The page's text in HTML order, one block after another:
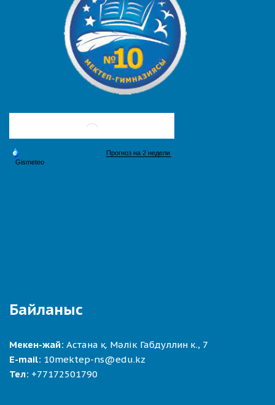
Байланыс
Мекен-жай: Астана қ. Мәлік Габдуллин к., 7
E-mail: 10mektep-ns@edu.kz
Тел: +77172501790